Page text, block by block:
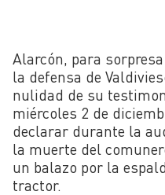
Alarcón, para
la defensa de
nulidad de su
miércoles 2 de
declarar durante la
la muerte del
un balazo por la
tractor.